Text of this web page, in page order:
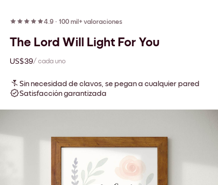
4.9 · 100 mil+ valoraciones
The Lord Will Light For You
US$39/ cada uno
Sin necesidad de clavos, se pegan a cualquier pared
Satisfacción garantizada